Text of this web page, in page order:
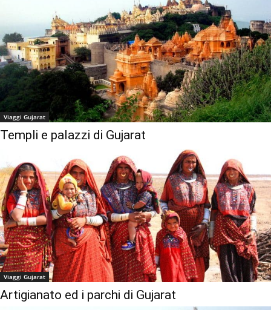
Viaggi Gujarat
Templi e palazzi di Gujarat
Viaggi Gujarat
Artigianato ed i parchi di Gujarat